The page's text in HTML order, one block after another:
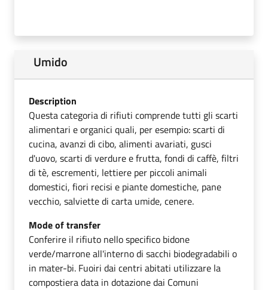
Umido
Description
Questa categoria di rifiuti comprende tutti gli scarti
alimentari e organici quali, per esempio: scarti di
cucina, avanzi di cibo, alimenti avariati, gusci
d'uovo, scarti di verdure e frutta, fondi di caffè, filtri
di tè, escrementi, lettiere per piccoli animali
domestici, fiori recisi e piante domestiche, pane
vecchio, salviette di carta umide, cenere.
Mode of transfer
Conferire il rifiuto nello specifico bidone
verde/marrone all'interno di sacchi biodegradabili o
in mater-bi. Fuoiri dai centri abitati utilizzare la
compostiera data in dotazione dai Comuni